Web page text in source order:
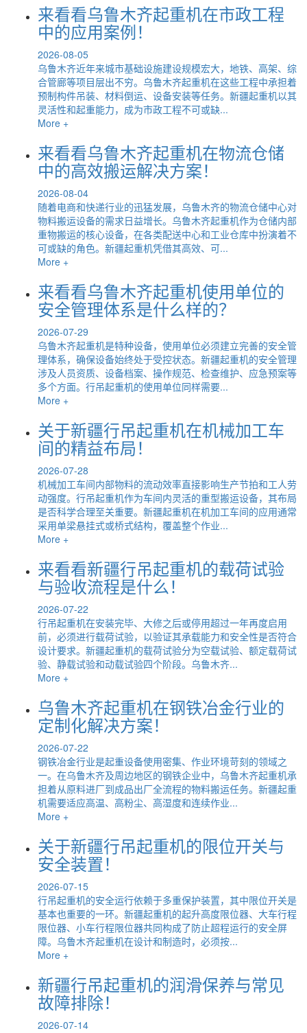
来看看乌鲁木齐起重机在市政工程
中的应用案例！
2026-08-05
乌鲁木齐近年来城市基础设施建设规模宏大，地铁、高架、综
合管廊等项目层出不穷。乌鲁木齐起重机在这些工程中承担着
预制构件吊装、材料倒运、设备安装等任务。新疆起重机以其
灵活性和起重能力，成为市政工程不可或缺...
More +
来看看乌鲁木齐起重机在物流仓储
中的高效搬运解决方案！
2026-08-04
随着电商和快递行业的迅猛发展，乌鲁木齐的物流仓储中心对
物料搬运设备的需求日益增长。乌鲁木齐起重机作为仓储内部
重物搬运的核心设备，在各类配送中心和工业仓库中扮演着不
可或缺的角色。新疆起重机凭借其高效、可...
More +
来看看乌鲁木齐起重机使用单位的
安全管理体系是什么样的？
2026-07-29
乌鲁木齐起重机是特种设备，使用单位必须建立完善的安全管
理体系，确保设备始终处于受控状态。新疆起重机的安全管理
涉及人员资质、设备档案、操作规范、检查维护、应急预案等
多个方面。行吊起重机的使用单位同样需要...
More +
关于新疆行吊起重机在机械加工车
间的精益布局！
2026-07-28
机械加工车间内部物料的流动效率直接影响生产节拍和工人劳
动强度。行吊起重机作为车间内灵活的重型搬运设备，其布局
是否科学合理至关重要。新疆起重机在机加工车间的应用通常
采用单梁悬挂式或桥式结构，覆盖整个作业...
More +
来看看新疆行吊起重机的载荷试验
与验收流程是什么！
2026-07-22
行吊起重机在安装完毕、大修之后或停用超过一年再度启用
前，必须进行载荷试验，以验证其承载能力和安全性是否符合
设计要求。新疆起重机的载荷试验分为空载试验、额定载荷试
验、静载试验和动载试验四个阶段。乌鲁木齐...
More +
乌鲁木齐起重机在钢铁冶金行业的
定制化解决方案！
2026-07-22
钢铁冶金行业是起重设备使用密集、作业环境苛刻的领域之
一。在乌鲁木齐及周边地区的钢铁企业中，乌鲁木齐起重机承
担着从原料进厂到成品出厂全流程的物料搬运任务。新疆起重
机需要适应高温、高粉尘、高湿度和连续作业...
More +
关于新疆行吊起重机的限位开关与
安全装置！
2026-07-15
行吊起重机的安全运行依赖于多重保护装置，其中限位开关是
基本也重要的一环。新疆起重机的起升高度限位器、大车行程
限位器、小车行程限位器共同构成了防止超程运行的安全屏
障。乌鲁木齐起重机在设计和制造时，必须按...
More +
新疆行吊起重机的润滑保养与常见
故障排除！
2026-07-14